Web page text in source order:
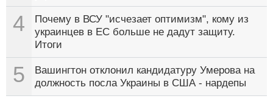
4
Почему в ВСУ "исчезает оптимизм", кому из
украинцев в ЕС больше не дадут защиту.
Итоги
5
Вашингтон отклонил кандидатуру Умерова на
должность посла Украины в США - нардепы